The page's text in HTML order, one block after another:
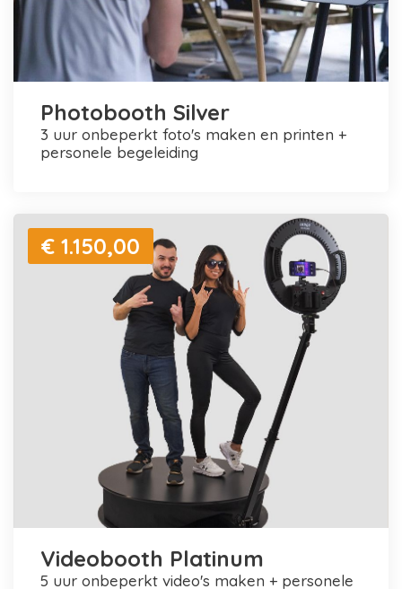
Photobooth Silver
3 uur onbeperkt foto's maken en printen +
personele begeleiding
€ 1.150,00
Videobooth Platinum
5 uur onbeperkt video's maken + personele